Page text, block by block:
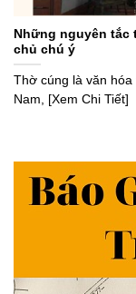
Những nguyên tắc
chủ chú ý
Thờ cúng là văn
Nam, [Xem Chi Tiết]